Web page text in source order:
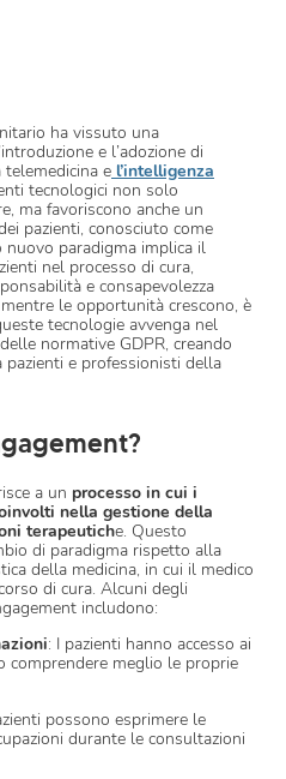
ha vissuto una
e l’adozione di
e l’intelligenza
tecnologici non solo
ma favoriscono anche un
pazienti, conosciuto come
nuovo paradigma implica il
nel processo di cura,
e consapevolezza
le opportunità crescono, è
tecnologie avvenga nel
normative GDPR, creando
e professionisti della
a un processo in cui i
nella gestione della
terapeutiche. Questo
di paradigma rispetto alla
della medicina, in cui il medico
di cura. Alcuni degli
includono:
: I pazienti hanno accesso ai
comprendere meglio le proprie
possono esprimere le
durante le consultazioni